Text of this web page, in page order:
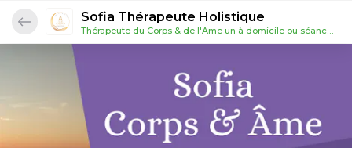
Sofia Thérapeute Holistique
Thérapeute du Corps & de l'Âme un à domicile ou séances de groupe. Sophronisation, RPP et magnétisme